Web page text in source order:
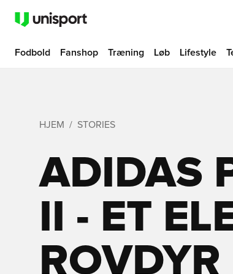
Fodbold Fanshop Træning Løb Lifestyle
HJEM STORIES
ADIDAS
II - ET